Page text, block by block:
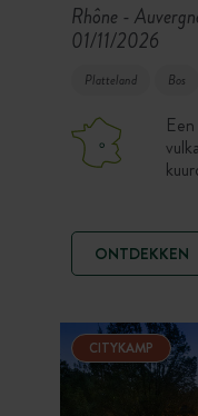
Rhône -
01/11/2026
Platteland Bos
duik
de
ONTDEKKEN
CITYKAMP